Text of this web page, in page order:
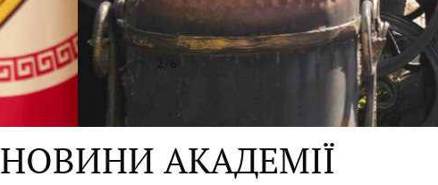
2
НОВИНИ АКАДЕМІЇ